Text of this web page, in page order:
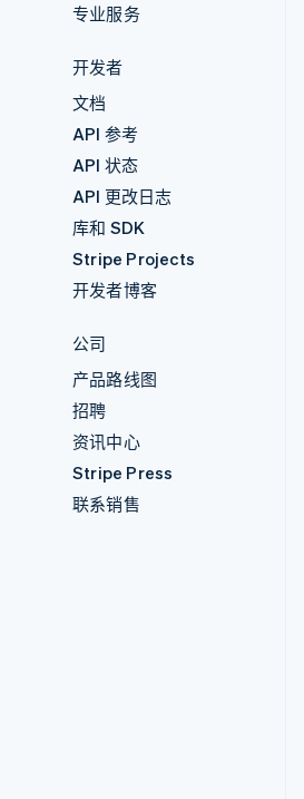
专业服务
开发者
文档
API 参考
API 状态
API 更改日志
库和 SDK
Stripe Projects
开发者博客
公司
产品路线图
招聘
资讯中心
Stripe Press
联系销售